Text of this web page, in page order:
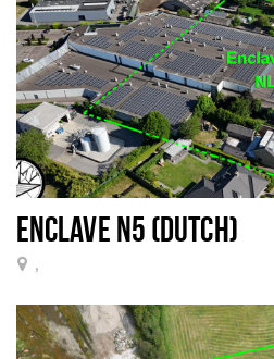
ENCLAVE N5 (DUTCH)
,